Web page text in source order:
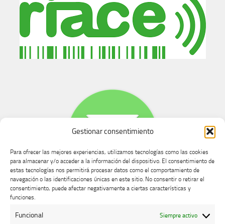
Gestionar consentimiento
Para ofrecer las mejores experiencias, utilizamos tecnologías como las cookies
para almacenar y/o acceder a la información del dispositivo. El consentimiento de
estas tecnologías nos permitirá procesar datos como el comportamiento de
navegación o las identificaciones únicas en este sitio. No consentir o retirar el
consentimiento, puede afectar negativamente a ciertas características y
funciones.
Funcional Siempre activo
Buzón de dudas, quejas y sugerencias